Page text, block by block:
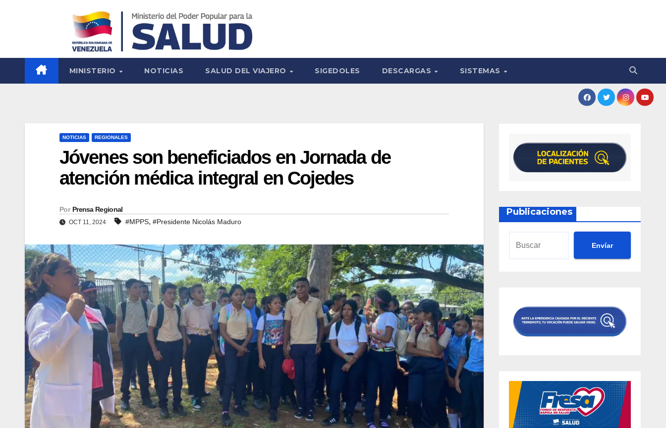
MINISTERIO NOTICIAS SALUD DEL VIAJERO SIGEDOLES DESCARGAS SISTEMAS
NOTICIAS REGIONALES
Jóvenes son beneficiados en Jornada de
atención médica integral en Cojedes
Por Prensa Regional
OCT 11, 2024 #MPPS, #Presidente Nicolás Maduro
Publicaciones
Envíar